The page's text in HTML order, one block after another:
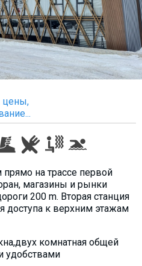
цены,
на трассе первой
магазины и рынки
200 m. Вторая станция
доступа к верхним этажам
комнатная общей
удобствами
канал